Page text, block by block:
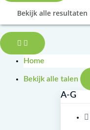
Bekijk alle resultaten
Home
Bekijk alle talen
A-G